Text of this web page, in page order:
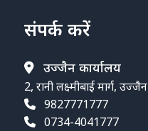
संपर्क करें
उज्जैन कार्यालय
2, रानी लक्ष्मीबाई मार्ग, उज्जैन
9827771777
0734-4041777